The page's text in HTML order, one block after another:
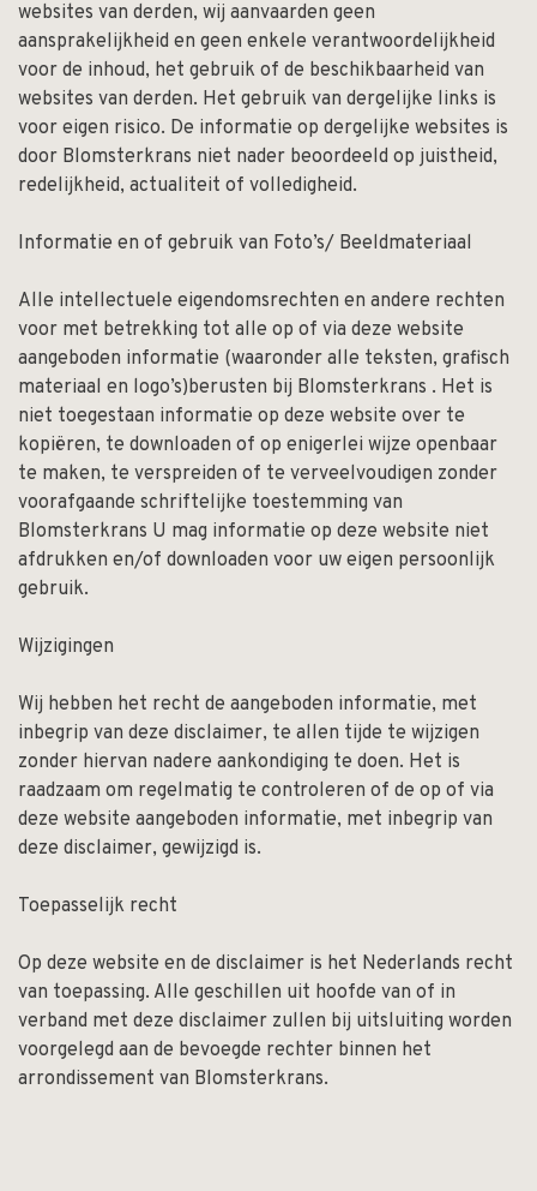
websites van derden, wij aanvaarden geen
aansprakelijkheid en geen enkele verantwoordelijkheid
voor de inhoud, het gebruik of de beschikbaarheid van
websites van derden. Het gebruik van dergelijke links is
voor eigen risico. De informatie op dergelijke websites is
door Blomsterkrans niet nader beoordeeld op juistheid,
redelijkheid, actualiteit of volledigheid.
Informatie en of gebruik van Foto’s/ Beeldmateriaal
Alle intellectuele eigendomsrechten en andere rechten
voor met betrekking tot alle op of via deze website
aangeboden informatie (waaronder alle teksten, grafisch
materiaal en logo’s)berusten bij Blomsterkrans . Het is
niet toegestaan informatie op deze website over te
kopiëren, te downloaden of op enigerlei wijze openbaar
te maken, te verspreiden of te verveelvoudigen zonder
voorafgaande schriftelijke toestemming van
Blomsterkrans U mag informatie op deze website niet
afdrukken en/of downloaden voor uw eigen persoonlijk
gebruik.
Wijzigingen
Wij hebben het recht de aangeboden informatie, met
inbegrip van deze disclaimer, te allen tijde te wijzigen
zonder hiervan nadere aankondiging te doen. Het is
raadzaam om regelmatig te controleren of de op of via
deze website aangeboden informatie, met inbegrip van
deze disclaimer, gewijzigd is.
Toepasselijk recht
Op deze website en de disclaimer is het Nederlands recht
van toepassing. Alle geschillen uit hoofde van of in
verband met deze disclaimer zullen bij uitsluiting worden
voorgelegd aan de bevoegde rechter binnen het
arrondissement van Blomsterkrans.